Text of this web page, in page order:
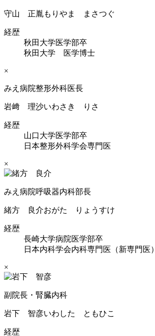
守山 正胤もりやま まさつぐ
経歴
秋田大学医学部卒
秋田大学 医学博士
×
みえ病院整形外科医長
岩﨑 理沙いわさき りさ
経歴
山口大学医学部卒
日本整形外科学会専門医
×
みえ病院呼吸器内科部長
緒方 良介おがた りょうすけ
経歴
長崎大学病院医学部卒
日本内科学会内科専門医（新専門医）
×
副院長・腎臓内科
岩下 智彦いわした ともひこ
経歴